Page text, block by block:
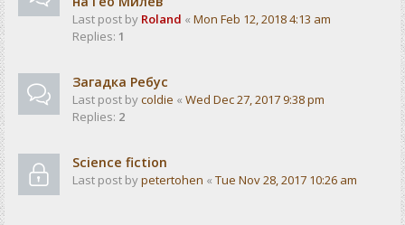
Last post by Roland « Mon Feb 12, 2018 4:13 am
Replies: 1
Загадка Ребус
Last post bycoldie « Wed Dec 27, 2017 9:38 pm
Replies: 2
Science fiction
Last post bypetertohen « Tue Nov 28, 2017 10:26 am